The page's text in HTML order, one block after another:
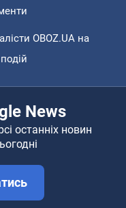
OBOZ.UA на
News
останніх новин